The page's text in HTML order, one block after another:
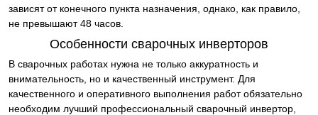
зависят от конечного пункта назначения, однако, как правило,
не превышают 48 часов.
Особенности сварочных инверторов
В сварочных работах нужна не только аккуратность и
внимательность, но и качественный инструмент. Для
качественного и оперативного выполнения работ обязательно
необходим лучший профессиональный сварочный инвертор,